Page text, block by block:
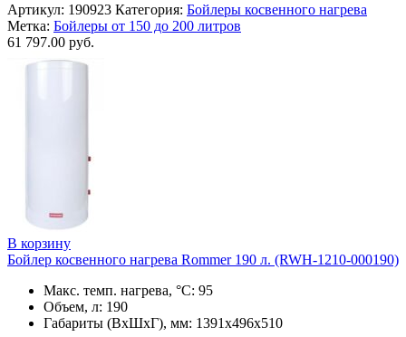
Артикул: 190923 Категория: Бойлеры косвенного нагрева
Метка: Бойлеры от 150 до 200 литров
61 797.00 руб.
В корзину
Бойлер косвенного нагрева Rommer 190 л. (RWH-1210-000190)
Макс. темп. нагрева, °С: 95
Объем, л: 190
Габариты (ВхШхГ), мм: 1391х496х510